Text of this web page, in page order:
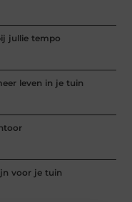
jullie tempo
leven in je tuin
voor je tuin